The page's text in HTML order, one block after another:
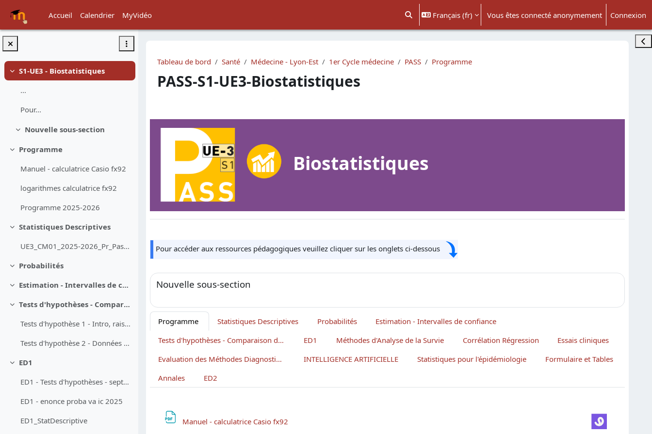
Accueil
Calendrier MyVidéo Activer/désactiver la saisie de recherche
Français ‎(fr)‎ Vous êtes connecté anonymement Connexion
Replier
S1-UE3 - Biostatistiques
...
Pour...
Replier
Nouvelle sous-section
Replier
Programme
Manuel - calculatrice Casio fx92
logarithmes calculatrice fx92
Programme 2025-2026
Replier
Statistiques Descriptives
UE3_CM01_2025-2026_Pr_Pascal_Roy
Replier
Probabilités
Replier Estimation - Intervalles de confiance
Replier
Tests d'hypothèses - Comparaison de Proportions et de Moyennes
Tests d'hypothèse 1 - Intro, raisonnement général, données binaires
Tests d'hypothèse 2 - Données continues - Risques
Replier
ED1
ED1 - Tests d'hypothèses - septembre 2025
ED1 - enonce proba va ic 2025
ED1_StatDescriptive
Tableau de bord Santé Médecine - Lyon-Est 1er Cycle médecine PASS Programme
PASS-S1-UE3-Biostatistiques
Biostatistiques
Pour accéder aux ressources pédagogiques veuillez cliquer sur les onglets ci-dessous
Nouvelle sous-section
Programme Statistiques Descriptives Probabilités
Estimation - Intervalles de confiance
Tests d'hypothèses - Comparaison de Proportions et de Moyennes
ED1 Méthodes d'Analyse de la Survie Corrélation Régression
Essais cliniques
Evaluation des Méthodes Diagnostiques et Analyse de Décision
INTELLIGENCE ARTIFICIELLE Statistiques pour l'épidémiologie
Formulaire et Tables
Annales
ED2
Manuel - calculatrice Casio fx92